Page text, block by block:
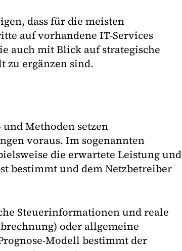
dass für die meisten
auf vorhandene IT-Services
auch mit Blick auf strategische
zu ergänzen sind.
Methoden setzen
voraus. Im sogenannten
die erwartete Leistung und
bestimmt und dem Netzbetreiber
Steuerinformationen und reale
oder allgemeine
Modell bestimmt der